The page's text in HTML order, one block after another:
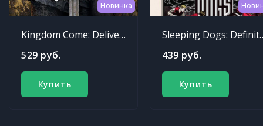
Новинка
Kingdom Come: Deliverance
529 руб.
Купить
Sleeping
439 руб.
Купить